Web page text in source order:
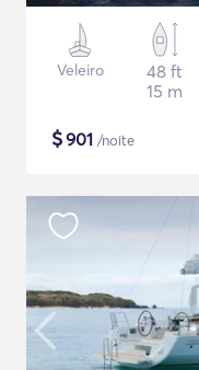
Veleiro
48 ft
15 m
$901 /noite